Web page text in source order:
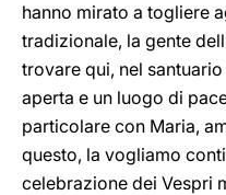
hanno mirato a togliere
tradizionale, la gente
trovare qui, nel
aperta e un luogo di
particolare con Maria,
questo, la vogliamo
celebrazione dei Vespri